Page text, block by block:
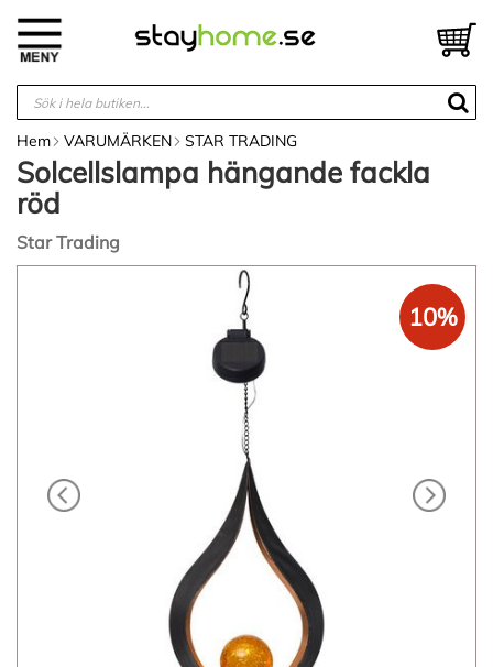
innehållet
Hem VARUMÄRKEN STAR TRADING
Solcellslampa hängande fackla
röd
Star Trading
10%